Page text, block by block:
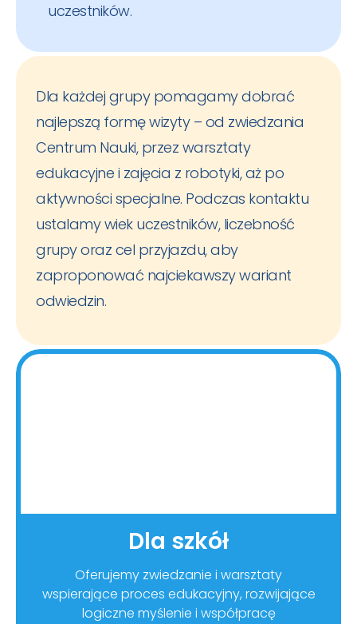
uczestników.
Dla każdej grupy pomagamy dobrać
najlepszą formę wizyty – od zwiedzania
Centrum Nauki, przez warsztaty
edukacyjne i zajęcia z robotyki, aż po
aktywności specjalne. Podczas kontaktu
ustalamy wiek uczestników, liczebność
grupy oraz cel przyjazdu, aby
zaproponować najciekawszy wariant
odwiedzin.
Dla szkół
Oferujemy zwiedzanie i warsztaty
wspierające proces edukacyjny, rozwijające
logiczne myślenie i współpracę